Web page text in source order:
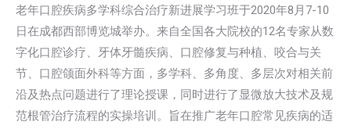
老年口腔疾病多学科综合治疗新进展学习班于2020年8月7-10
日在成都西部博览城举办。来自全国各大院校的12名专家从数
字化口腔诊疗、牙体牙髓疾病、口腔修复与种植、咬合与关
节、口腔颌面外科等方面，多学科、多角度、多层次对相关前
沿及热点问题进行了理论授课，同时进行了显微放大技术及规
范根管治疗流程的实操培训。旨在推广老年口腔常见疾病的适